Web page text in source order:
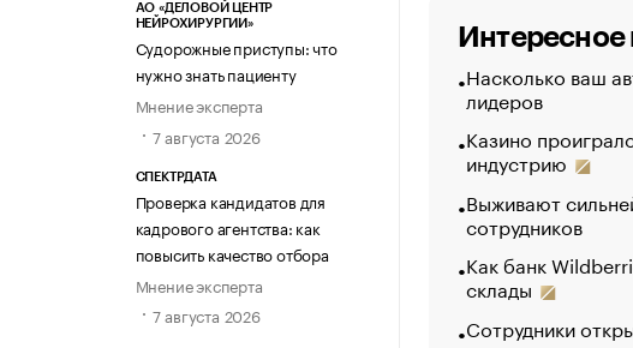
АО «ДЕЛОВОЙ ЦЕНТР
НЕЙРОХИРУРГИИ»
Судорожные приступы: что
нужно знать пациенту
Мнение эксперта
7 августа 2026
СПЕКТРДАТА
Проверка кандидатов для
кадрового агентства: как
повысить качество отбора
Мнение эксперта
7 августа 2026
Интересное
Насколько ваш
лидеров
Казино
индустрию
Выживают
сотрудников
Как банк
склады
Сотрудники